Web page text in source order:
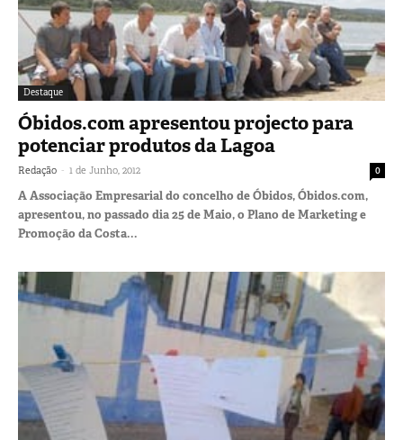
Destaque
Óbidos.com apresentou projecto para
potenciar produtos da Lagoa
Redação - 1 de Junho, 2012 0
A Associação Empresarial do concelho de Óbidos, Óbidos.com,
apresentou, no passado dia 25 de Maio, o Plano de Marketing e
Promoção da Costa...